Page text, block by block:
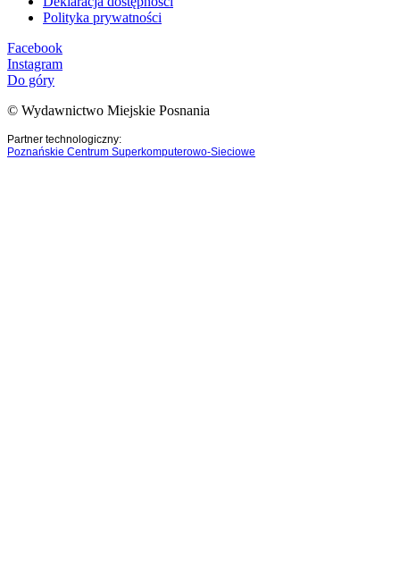
Polityka prywatności
Facebook
Instagram
Do góry
© Wydawnictwo Miejskie Posnania
Partner technologiczny:
Poznańskie Centrum Superkomputerowo-Sieciowe